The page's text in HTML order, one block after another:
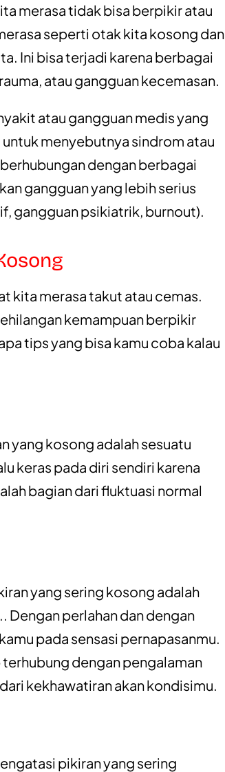
merasa tidak bisa berpikir atau
seperti otak kita kosong dan
Ini bisa terjadi karena berbagai
atau gangguan kecemasan.
atau gangguan medis yang
menyebutnya sindrom atau
dengan berbagai
gangguan yang lebih serius
gangguan psikiatrik, burnout).
kita merasa takut atau cemas.
kemampuan berpikir
tips yang bisa kamu coba kalau
yang kosong adalah sesuatu
keras pada diri sendiri karena
bagian dari fluktuasi normal
yang sering kosong adalah
Dengan perlahan dan dengan
pada sensasi pernapasanmu.
dengan pengalaman
kekhawatiran akan kondisimu.
pikiran yang sering